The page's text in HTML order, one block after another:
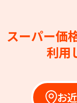
スーパー価
利用
お